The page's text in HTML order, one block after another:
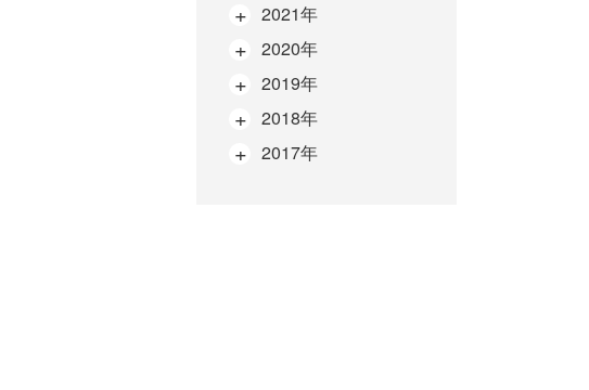
2021年
2020年
2019年
2018年
2017年